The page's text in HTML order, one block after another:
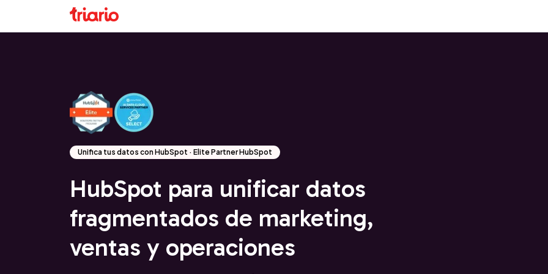
Unifica tus datos con HubSpot · Elite Partner HubSpot
HubSpot para unificar datos
fragmentados de marketing,
ventas y operaciones